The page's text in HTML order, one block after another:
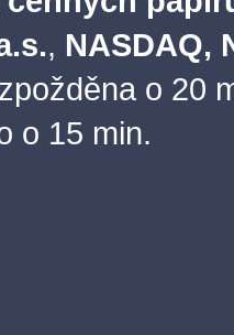
, NASDAQ,
o 20
o 15 min.